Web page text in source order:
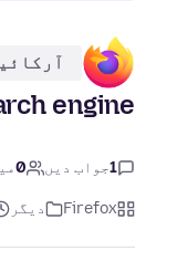
engine
1جواب دیں 0
Firefox دیگر